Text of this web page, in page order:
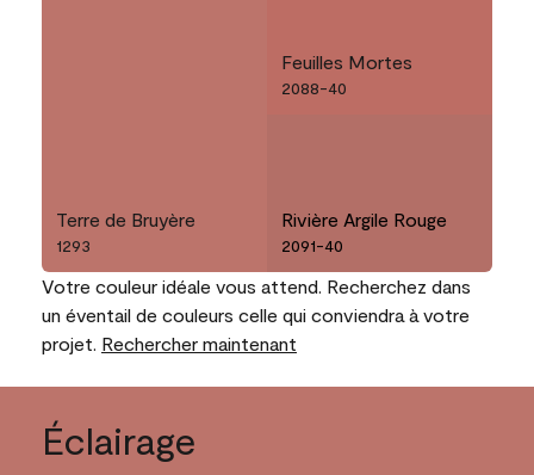
Terre de Bruyère
1293
Feuilles Mortes
2088-40
Rivière Argile Rouge
2091-40
Votre couleur idéale vous attend. Recherchez dans
un éventail de couleurs celle qui conviendra à votre
projet. Rechercher maintenant
Éclairage